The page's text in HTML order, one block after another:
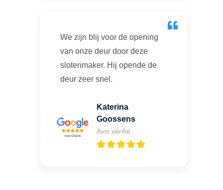
We zijn blij voor de opening
van onze deur door deze
slotenmaker. Hij opende de
deur zeer snel.
Katerina
Goossens
Avis vérifié